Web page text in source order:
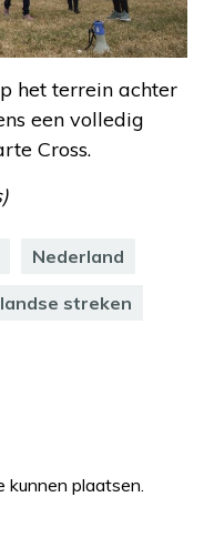
het terrein achter
een volledig
Cross.
Nederland
streken
kunnen plaatsen.